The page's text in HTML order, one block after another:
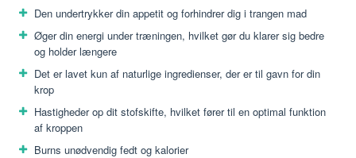
Den undertrykker din appetit og forhindrer dig i trangen mad
Øger din energi under træningen, hvilket gør du klarer sig bedre
og holder længere
Det er lavet kun af naturlige ingredienser, der er til gavn for din
krop
Hastigheder op dit stofskifte, hvilket fører til en optimal funktion
af kroppen
Burns unødvendig fedt og kalorier